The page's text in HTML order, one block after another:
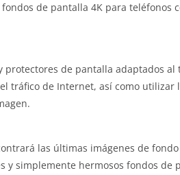
de pantalla 4K para teléfonos
de pantalla adaptados al
tráfico de Internet, así como utilizar
las últimas imágenes de
y simplemente hermosos fondos de